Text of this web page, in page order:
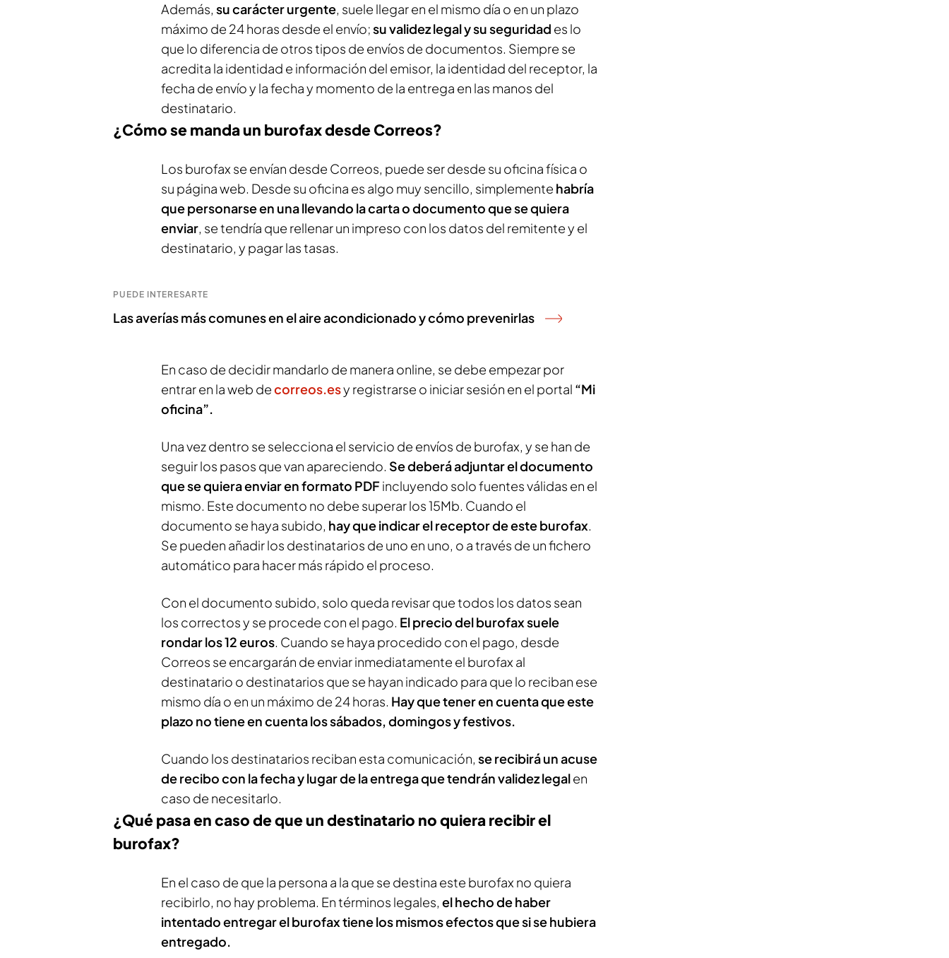
Además, su carácter urgente, suele llegar en el mismo día o en un plazo
máximo de 24 horas desde el envío;su validez legal y su seguridad es lo
que lo diferencia de otros tipos de envíos de documentos. Siempre se
acredita la identidad e información del emisor, la identidad del receptor, la
fecha de envío y la fecha y momento de la entrega en las manos del
destinatario.
¿Cómo se manda un burofax desde Correos?
Los burofax se envían desde Correos, puede ser desde su oficina física o
su página web. Desde su oficina es algo muy sencillo, simplemente habría
que personarse en una llevando la carta o documento que se quiera
enviar, se tendría que rellenar un impreso con los datos del remitente y el
destinatario, y pagar las tasas.
PUEDE INTERESARTE
Las averías más comunes en el aire acondicionado y cómo prevenirlas
En caso de decidir mandarlo de manera online, se debe empezar por
entrar en la web decorreos.esy registrarse o iniciar sesión en el portal “Mi
oficina”.
Una vez dentro se selecciona el servicio de envíos de burofax, y se han de
seguir los pasos que van apareciendo. Se deberá adjuntar el documento
que se quiera enviar en formato PDFincluyendo solo fuentes válidas en el
mismo. Este documento no debe superar los 15Mb. Cuando el
documento se haya subido, hay que indicar el receptor de este burofax.
Se pueden añadir los destinatarios de uno en uno, o a través de un fichero
automático para hacer más rápido el proceso.
Con el documento subido, solo queda revisar que todos los datos sean
los correctos y se procede con el pago. El precio del burofax suele
rondar los 12 euros. Cuando se haya procedido con el pago, desde
Correos se encargarán de enviar inmediatamente el burofax al
destinatario o destinatarios que se hayan indicado para que lo reciban ese
mismo día o en un máximo de 24 horas. Hay que tener en cuenta que este
plazo no tiene en cuenta los sábados, domingos y festivos.
Cuando los destinatarios reciban esta comunicación, se recibirá un acuse
de recibo con la fecha y lugar de la entrega que tendrán validez legalen
caso de necesitarlo.
¿Qué pasa en caso de que un destinatario no quiera recibir el
burofax?
En el caso de que la persona a la que se destina este burofax no quiera
recibirlo, no hay problema. En términos legales, el hecho de haber
intentado entregar el burofax tiene los mismos efectos que si se hubiera
entregado.